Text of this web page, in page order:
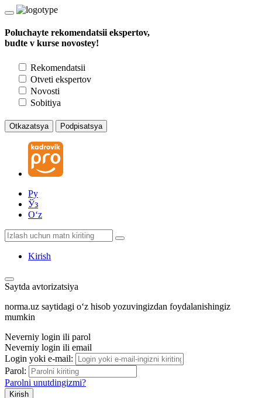
Poluchayte rekomendatsii ekspertov,
budte v kurse novostey!
Rekomendatsii
Otveti ekspertov
Novosti
Sobitiya
Otkazatsya Podpisatsya
Ру
Ўз
Oʻz
Kirish
Saytda avtorizatsiya
norma.uz saytidagi oʻz hisob yozuvingizdan foydalanishingiz
mumkin
Neverniy login ili parol
Neverniy login ili email
Login yoki e-mail:
Parol:
Parolni unutdingizmi?